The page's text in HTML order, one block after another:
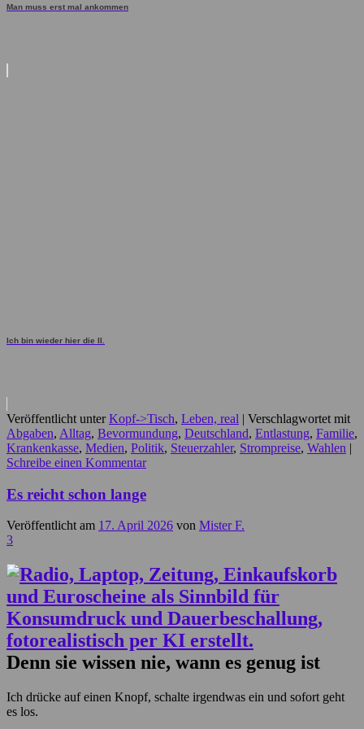
Man muss erst mal ankommen
Ich bin wieder hier die II.
Veröffentlicht unter Kopf->Tisch, Leben, real | Verschlagwortet mit
Abgaben, Alltag, Bevormundung, Deutschland, Entlastung, Familie,
Krankenkasse, Medien, Politik, Steuerzahler, Strompreise, Wahlen |
Schreibe einen Kommentar
Es reicht schon lange
Veröffentlicht am 17. April 2026 von Mister F.
3
Denn sie wissen nie, wann es genug ist
Ich drücke auf einen Knopf, schalte irgendwas ein und sofort geht
es los.